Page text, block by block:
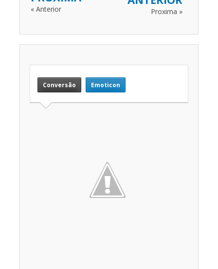
« Anterior Proxima »
Conversão Emoticon